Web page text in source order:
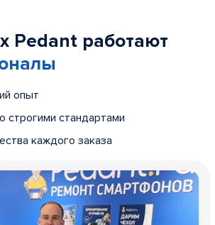
Pedant работают
опыт
строгими стандартами
каждого заказа